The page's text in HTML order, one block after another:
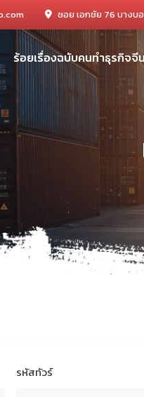
ซอย เอกชัย 76 บางบ
ร้อยเรื่องฉบับคนทำธุรกิจจีน
รหัสทัวร์